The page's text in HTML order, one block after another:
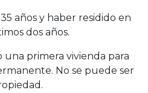
años y haber residido en
dos años.
una primera vivienda para
No se puede ser